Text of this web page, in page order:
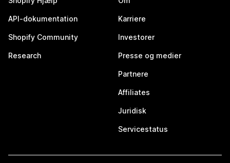
API-dokumentation
Shopify Community
Research
Karriere
Investorer
Presse og medier
Partnere
Affiliates
Juridisk
Servicestatus